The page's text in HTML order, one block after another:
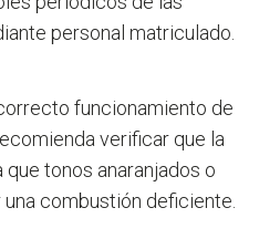
personal matriculado.
funcionamiento de
verificar que la
que tonos anaranjados o
combustión deficiente.